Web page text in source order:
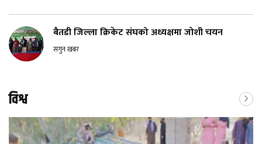
बैतडी जिल्ला क्रिकेट संघको अध्यक्षमा जोशी चयन
सगुन खबर
विश्व